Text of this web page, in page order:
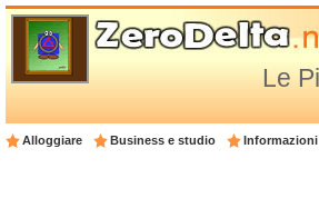
Le
Alloggiare Business e studio